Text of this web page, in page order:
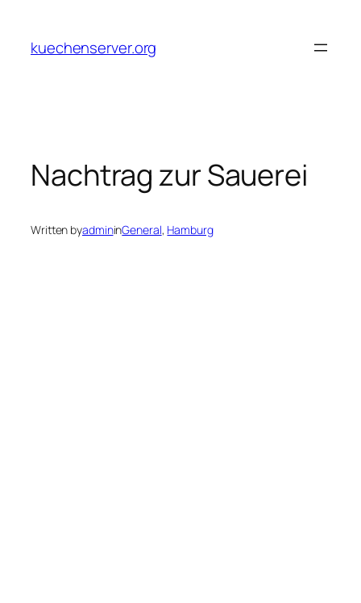
content
kuechenserver.org
Nachtrag zur Sauerei
Written byadmininGeneral, Hamburg